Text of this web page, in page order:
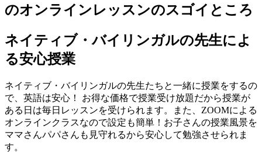
のオンラインレッスンのスゴイところ
ネイティブ・バイリンガルの先生によ
る安心授業
ネイティブ・バイリンガルの先生たちと一緒に授業をするの
で、英語は安心！ お得な価格で授業受け放題だから授業が
ある日は毎日レッスンを受けられます。また、ZOOMによる
オンラインクラスなので設定も簡単！お子さんの授業風景を
ママさんパパさんも見守れるから安心して勉強させられま
す。